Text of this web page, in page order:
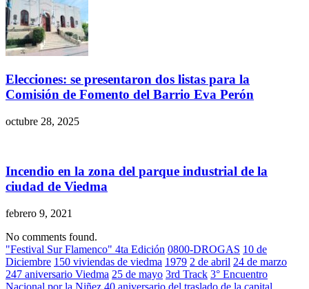
Elecciones: se presentaron dos listas para la
Comisión de Fomento del Barrio Eva Perón
octubre 28, 2025
Incendio en la zona del parque industrial de la
ciudad de Viedma
febrero 9, 2021
No comments found.
"Festival Sur Flamenco" 4ta Edición 0800-DROGAS 10 de
Diciembre 150 viviendas de viedma 1979 2 de abril 24 de marzo
247 aniversario Viedma 25 de mayo 3rd Track 3° Encuentro
Nacional por la Niñez 40 aniversario del traslado de la capital